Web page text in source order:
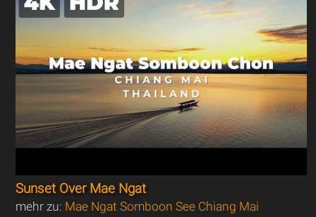
Sunset Over Mae Ngat
mehr zu: Mae Ngat Somboon See Chiang Mai